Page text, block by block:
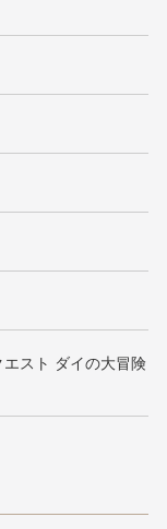
スト ダイの大冒険